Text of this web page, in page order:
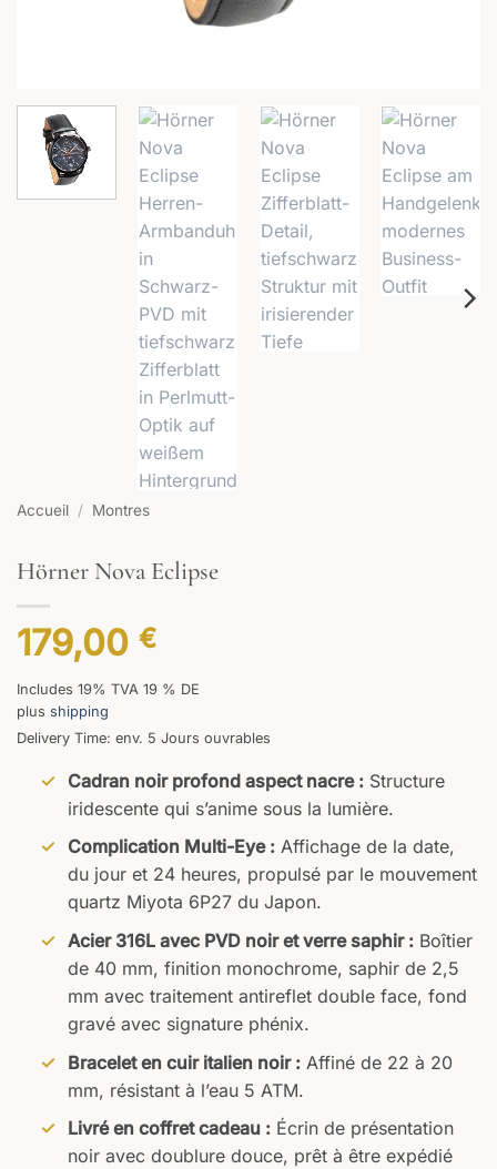
Accueil / Montres
Hörner Nova Eclipse
179,00 €
Includes 19% TVA 19 % DE
plus shipping
Delivery Time: env. 5 Jours ouvrables
Cadran noir profond aspect nacre :Structure
iridescente qui s’anime sous la lumière.
Complication Multi-Eye :Affichage de la date,
du jour et 24 heures, propulsé par le mouvement
quartz Miyota 6P27 du Japon.
Acier 316L avec PVD noir et verre saphir :Boîtier
de 40 mm, finition monochrome, saphir de 2,5
mm avec traitement antireflet double face, fond
gravé avec signature phénix.
Bracelet en cuir italien noir :Affiné de 22 à 20
mm, résistant à l’eau 5 ATM.
Livré en coffret cadeau :Écrin de présentation
noir avec doublure douce, prêt à être expédié